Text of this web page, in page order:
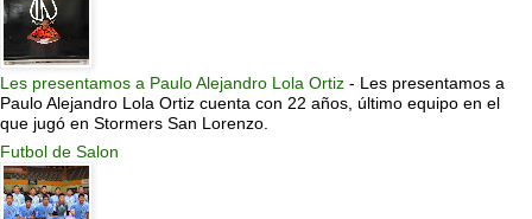
Les presentamos a Paulo Alejandro Lola Ortiz - Les presentamos a
Paulo Alejandro Lola Ortiz cuenta con 22 años, último equipo en el
que jugó en Stormers San Lorenzo.
Futbol de Salon